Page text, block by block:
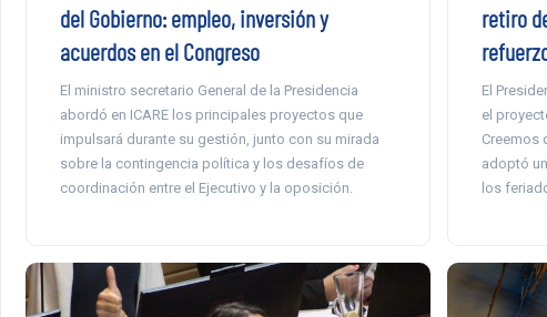
del Gobierno: empleo, inversión y
acuerdos en el Congreso
El ministro secretario General de la Presidencia
abordó en ICARE los principales proyectos que
impulsará durante su gestión, junto con su mirada
sobre la contingencia política y los desafíos de
coordinación entre el Ejecutivo y la oposición.
retiro
El
el
Creemos
adoptó
los